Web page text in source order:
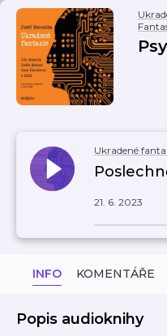
Ukradené
21. 6. 2023
INFO KOMENTÁŘE
Popis audioknihy